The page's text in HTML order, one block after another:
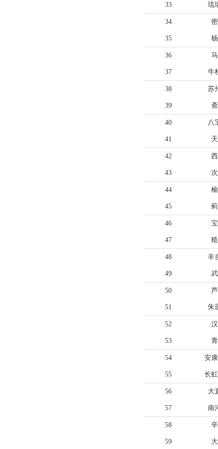
33 琉
34
35
36
37 牛
38 苏
39
40 八
41
42
43
44
45
46
47
48 丰
49
50
51 朱
52
53
54 安
55 长
56 大
57 南
58
59